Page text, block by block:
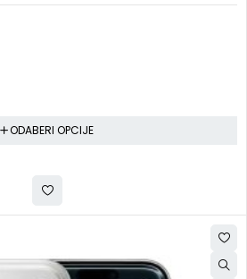
ODABERI OPCIJE